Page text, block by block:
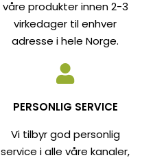
våre produkter innen 2-3
virkedager til enhver
adresse i hele Norge.
PERSONLIG SERVICE
Vi tilbyr god personlig
service i alle våre kanaler,